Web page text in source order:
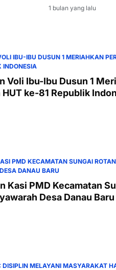
1 bulan yang lalu
IBU-IBU DUSUN 1 MERIAHKAN
INDONESIA
Voli Ibu-Ibu Dusun 1
ke-81 Republik
PMD KECAMATAN SUNGAI
DANAU BARU
Kasi PMD Kecamatan
Desa Danau Baru
MELAYANI MASYARAKAT